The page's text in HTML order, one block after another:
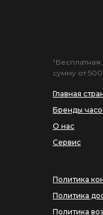
Главная
Бренды
О нас
Сервис
¹Бесплатная
сумму от
Политика
Политика
Политика